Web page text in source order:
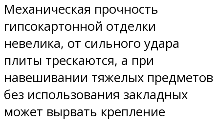
Механическая прочность
гипсокартонной отделки
невелика, от сильного удара
плиты трескаются, а при
навешивании тяжелых предметов
без использования закладных
может вырвать крепление